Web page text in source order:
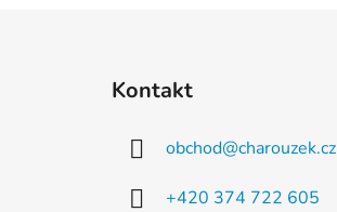
Kontakt
obchod@charouzek.cz
+420 374 722 605